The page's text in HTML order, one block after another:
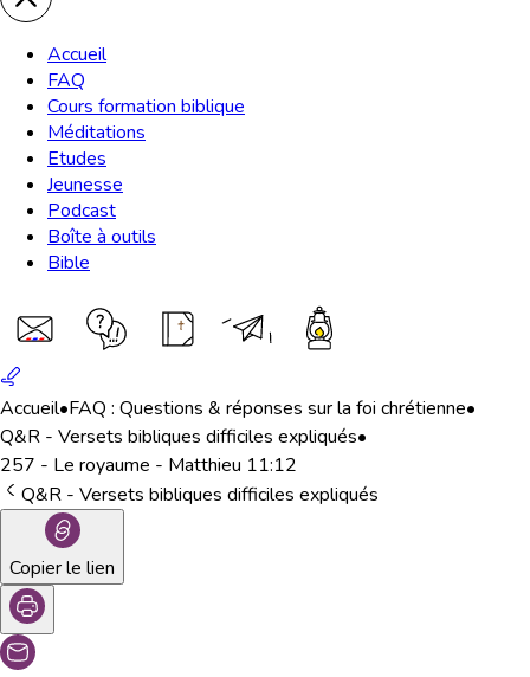
Accueil
FAQ
Cours formation biblique
Méditations
Etudes
Jeunesse
Podcast
Boîte à outils
Bible
Accueil•FAQ : Questions & réponses sur la foi chrétienne•
Q&R - Versets bibliques difficiles expliqués•
257 - Le royaume - Matthieu 11:12
Q&R - Versets bibliques difficiles expliqués
Copier le lien